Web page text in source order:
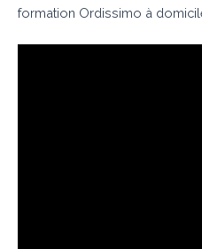
formation Ordissimo à